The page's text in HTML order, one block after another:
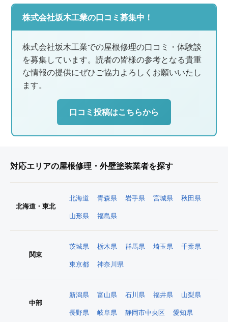
株式会社坂木工業の口コミ募集中！
株式会社坂木工業での屋根修理の口コミ・体験談
を募集しています。読者の皆様の参考となる貴重
な情報の提供にぜひご協力よろしくお願いいたし
ます。
口コミ投稿はこちらから
対応エリアの屋根修理・外壁塗装業者を探す
北海道・東北
北海道 青森県 岩手県 宮城県 秋田県
山形県 福島県
関東
茨城県 栃木県 群馬県 埼玉県 千葉県
東京都 神奈川県
中部
新潟県 富山県 石川県 福井県 山梨県
長野県 岐阜県 静岡市中央区 愛知県